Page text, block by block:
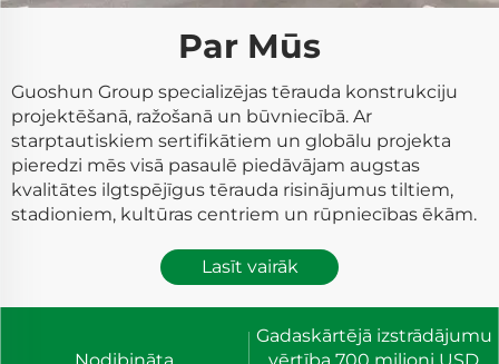
Par Mūs
Guoshun Group specializējas tērauda konstrukciju
projektēšanā, ražošanā un būvniecībā. Ar
starptautiskiem sertifikātiem un globālu projekta
pieredzi mēs visā pasaulē piedāvājam augstas
kvalitātes ilgtspējīgus tērauda risinājumus tiltiem,
stadioniem, kultūras centriem un rūpniecības ēkām.
Lasīt vairāk
Gadaskārtējā izstrādājumu